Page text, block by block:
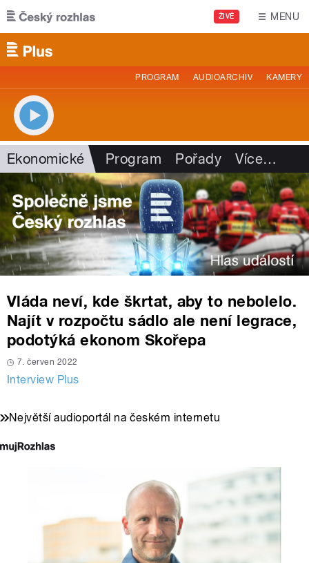
Přejít k hlavnímu obsahu
ŽIVĚ MENU
PROGRAM AUDIOARCHIV KAMERY
Ekonomické Program Pořady Více…
Vláda neví, kde škrtat, aby to nebolelo.
Najít v rozpočtu sádlo ale není legrace,
podotýká ekonom Skořepa
7. červen 2022
Interview Plus
Největší audioportál na českém internetu